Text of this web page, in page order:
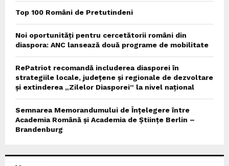
Top 100 Români de Pretutindeni
Noi oportunități pentru cercetătorii români din
diaspora: ANC lansează două programe de mobilitate
RePatriot recomandă includerea diasporei în
strategiile locale, județene și regionale de dezvoltare
și extinderea „Zilelor Diasporei” la nivel național
Semnarea Memorandumului de Înțelegere între
Academia Română și Academia de Științe Berlin –
Brandenburg